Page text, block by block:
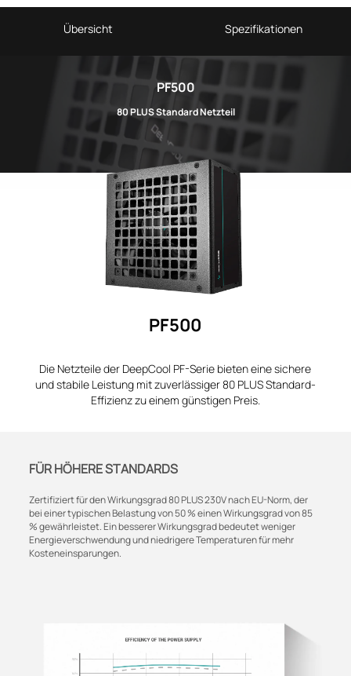
Übersicht Spezifikationen
PF500
80 PLUS Standard Netzteil
PF500
Die Netzteile der DeepCool PF-Serie bieten eine sichere
und stabile Leistung mit zuverlässiger 80 PLUS Standard-
Effizienz zu einem günstigen Preis.
FÜR HÖHERE STANDARDS
Zertifiziert für den Wirkungsgrad 80 PLUS 230V nach EU-Norm, der
bei einer typischen Belastung von 50 % einen Wirkungsgrad von 85
% gewährleistet. Ein besserer Wirkungsgrad bedeutet weniger
Energieverschwendung und niedrigere Temperaturen für mehr
Kosteneinsparungen.